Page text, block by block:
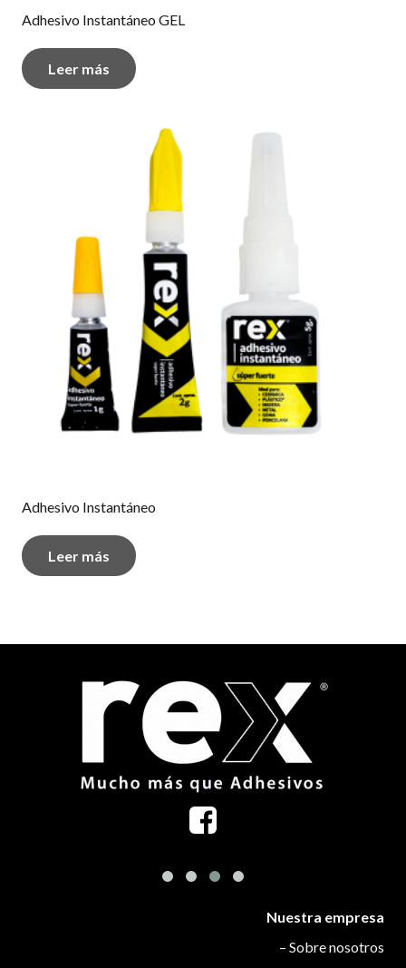
Adhesivo Instantáneo GEL
Leer más
Adhesivo Instantáneo
Leer más
Nuestra empresa
– Sobre nosotros